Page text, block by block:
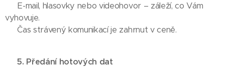
✔︎ E-mail, hlasovky nebo videohovor – záleží, co Vám
vyhovuje.
✔︎ Čas strávený komunikací je zahrnut v ceně.
📁5. Předání hotových dat